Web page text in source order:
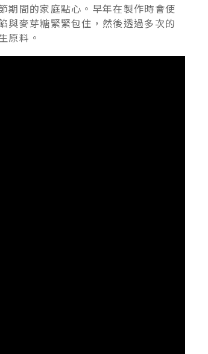
期間的家庭點心。早年在製作時會使
與麥芽糖緊緊包住，然後透過多次的
原料。